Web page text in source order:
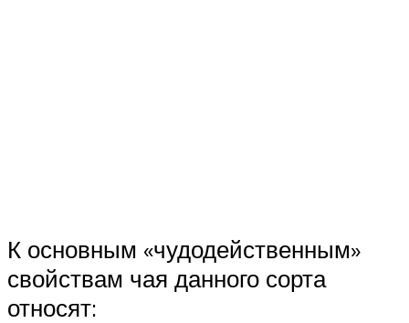
К основным «чудодейственным»
свойствам чая данного сорта
относят: